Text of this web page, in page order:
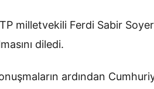
milletvekili Ferdi Sabir
diledi.
ardından